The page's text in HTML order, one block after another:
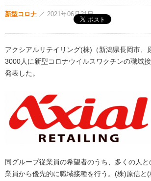
新型コロナ ／ 2021年06月21日
アクシアルリテイリング(株)（新潟県長岡市、
3000人に新型コロナウイルスワクチンの職域
発表した。
同グループ従業員の希望者のうち、多くの人
業員から優先的に職域接種を行う。(株)原信と